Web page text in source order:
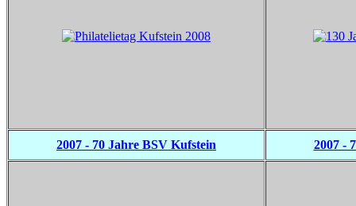
2007 - 70 Jahre BSV Kufstein 2007 -